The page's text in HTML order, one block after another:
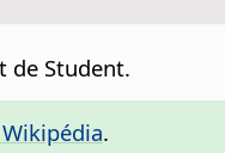
de Student.
.